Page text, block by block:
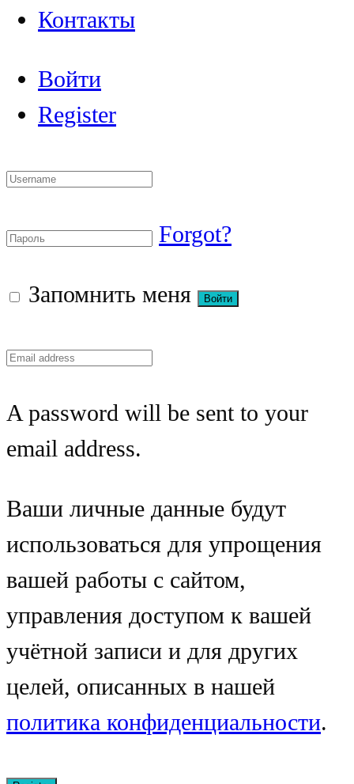
Контакты
Войти
Register
Forgot?
Запомнить меня
A password will be sent to your
email address.
Ваши личные данные будут
использоваться для упрощения
вашей работы с сайтом,
управления доступом к вашей
учётной записи и для других
целей, описанных в нашей
политика конфиденциальности.